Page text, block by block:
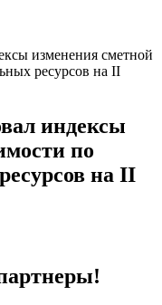
изменения сметной
ресурсов на II
индексы
по
на II